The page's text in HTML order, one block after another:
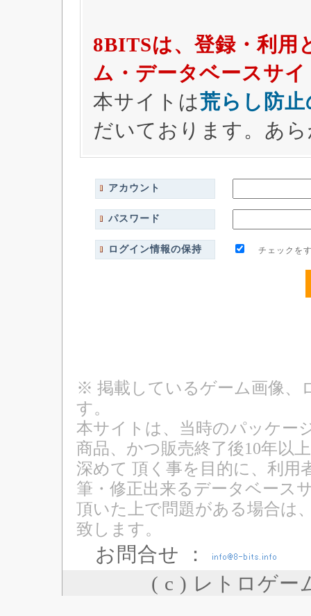
8BITSは、登録・利用
ム・データベースサ
本サイトは荒らし防
だいております。あ
アカウント
パスワード
ログイン情報の保持 チェックをす
※ 掲載しているゲーム画像、
す。
本サイトは、当時のパッケー
商品、かつ販売終了後10年以
深めて 頂く事を目的に、利用
筆・修正出来るデータベース
頂いた上で問題がある場合は
致します。
お問合せ ：
( c ) レトロゲー